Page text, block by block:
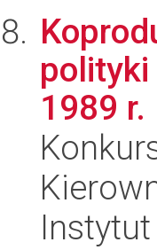
polityki
1989 r.